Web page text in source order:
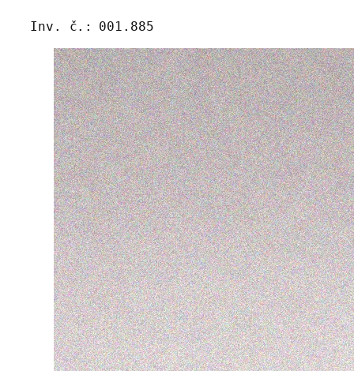
Inv. č.: 001.885